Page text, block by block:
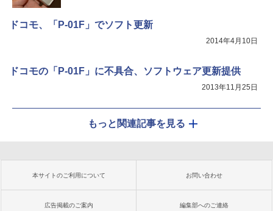
ドコモ、「P-01F」でソフト更新
2014年4月10日
ドコモの「P-01F」に不具合、ソフトウェア更新提供
2013年11月25日
もっと関連記事を見る
本サイトのご利用について お問い合わせ
広告掲載のご案内 編集部へのご連絡